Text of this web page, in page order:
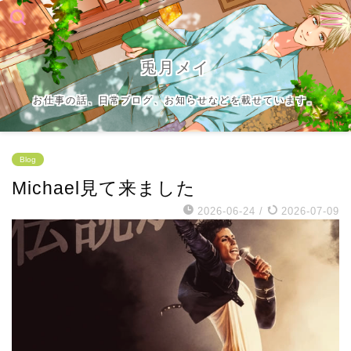
兎月メイ
お仕事の話、日常ブログ、お知らせなどを載せています。
Blog
Michael見て来ました
2026-06-24 / 2026-07-09